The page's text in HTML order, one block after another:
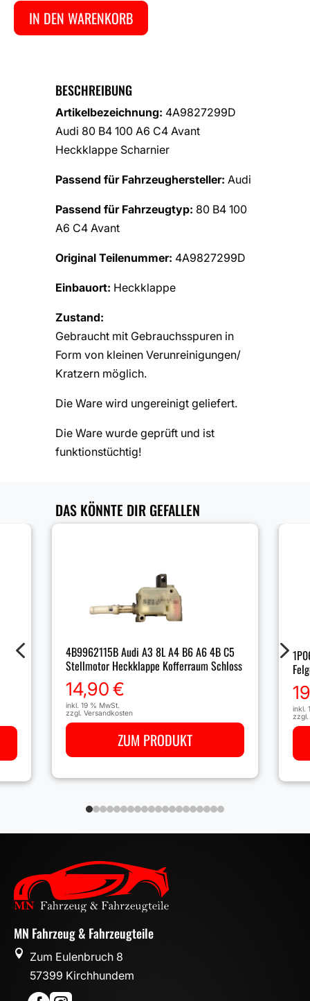
IN DEN WARENKORB
BESCHREIBUNG
Artikelbezeichnung: 4A9827299D
Audi 80 B4 100 A6 C4 Avant
Heckklappe Scharnier
Passend für Fahrzeughersteller: Audi
Passend für Fahrzeugtyp: 80 B4 100
A6 C4 Avant
Original Teilenummer: 4A9827299D
Einbauort: Heckklappe
Zustand:
Gebraucht mit Gebrauchsspuren in
Form von kleinen Verunreinigungen/
Kratzern möglich.
Die Ware wird ungereinigt geliefert.
Die Ware wurde geprüft und ist
funktionstüchtig!
DAS KÖNNTE DIR GEFALLEN
4B9962115B Audi A3 8L A4 B6 A6 4B C5
Stellmotor Heckklappe Kofferraum Schloss
14,90€
inkl. 19 % MwSt.
zzgl. Versandkosten
ZUM PRODUKT
inkl.
zzgl.
4 5
MN Fahrzeug & Fahrzeugteile

Zum Eulenbruch 8
57399 Kirchhundem